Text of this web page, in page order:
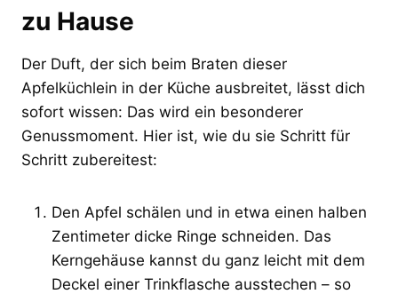
zu Hause
Der Duft, der sich beim Braten dieser
Apfelküchlein in der Küche ausbreitet, lässt dich
sofort wissen: Das wird ein besonderer
Genussmoment. Hier ist, wie du sie Schritt für
Schritt zubereitest:
Den Apfel schälen und in etwa einen halben
Zentimeter dicke Ringe schneiden. Das
Kerngehäuse kannst du ganz leicht mit dem
Deckel einer Trinkflasche ausstechen – so